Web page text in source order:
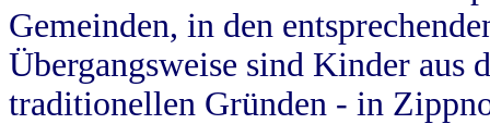
Gemeinden, in den
Übergangsweise sind Kinder aus
traditionellen Gründen - in